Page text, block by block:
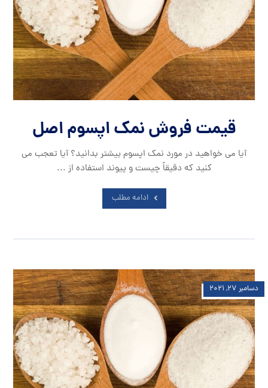
قیمت فروش نمک اپسوم اصل
آیا می خواهید در مورد نمک اپسوم بیشتر بدانید؟ آیا تعجب می
کنید که دقیقاً چیست و پیوند استفاده از ...
ادامه مطلب
دسامبر ۲۷, ۲۰۲۱